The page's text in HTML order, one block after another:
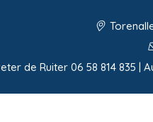
de Ruiter 06 58 814 835 |